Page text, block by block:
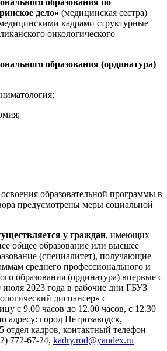
дело» (медицинская сестра)
кадрами структурные
онкологического
образования (ординатура)
образовательной программы в
предусмотрены меры социальной
у граждан, имеющих
общее образование или высшее
(специалитет), получающие
среднего профессионального и
образования (ординатура) впервые с
июля 2023 года в рабочие дни ГБУЗ
диспансер» с
с 9.00 часов до 12.00 часов, с 12.30
адресу: город Петрозаводск,
отдел кадров, контактный телефон –
772-67-24, kadry.rod@yandex.ru